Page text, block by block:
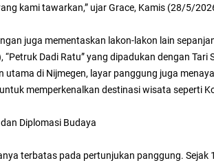
kami tawarkan,” ujar Grace, Kamis (28/5/
juga mementaskan lakon-lakon lain
“Petruk Dadi Ratu” yang dipadukan dengan
utama di Nijmegen, layar panggung juga
memperkenalkan destinasi wisata seperti
Diplomasi Budaya
terbatas pada pertunjukan panggung. Sejak